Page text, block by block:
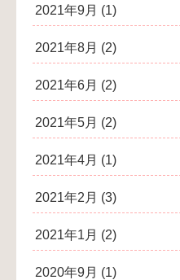
2021年9月 (1)
2021年8月 (2)
2021年6月 (2)
2021年5月 (2)
2021年4月 (1)
2021年2月 (3)
2021年1月 (2)
2020年9月 (1)